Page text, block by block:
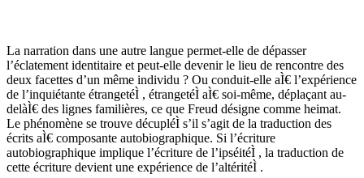
La narration dans une autre langue permet-elle de dépasser
l’éclatement identitaire et peut-elle devenir le lieu de rencontre des
deux facettes d’un même individu ? Ou conduit-elle aÌ€ l’expérience
de l’inquiétante étrangetéÌ , étrangetéÌ aÌ€ soi-même, déplaçant au-
delàÌ€ des lignes familières, ce que Freud désigne comme heimat.
Le phénomène se trouve décupléÌ s’il s’agit de la traduction des
écrits aÌ€ composante autobiographique. Si l’écriture
autobiographique implique l’écriture de l’ipséitéÌ , la traduction de
cette écriture devient une expérience de l’altéritéÌ .